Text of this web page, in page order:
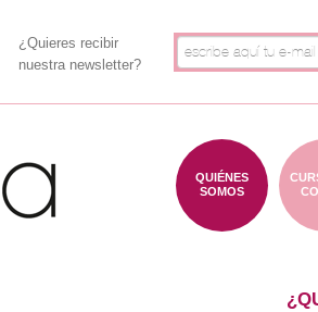
¿Quieres recibir
nuestra newsletter?
QUIÉNES
SOMOS